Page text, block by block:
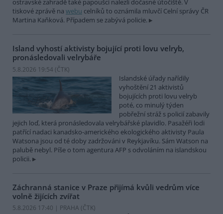
ostravské zahradě také papoušci nalezli dočasné útočiště. V
tiskové zprávě na webu celníků to oznámila mluvčí Celní správy ČR
Martina Kaňková. Případem se zabývá policie.
Island vyhostí aktivisty bojující proti lovu velryb,
pronásledovali velrybáře
5.8.2026 19:54 (ČTK)
Islandské úřady nařídily
vyhoštění 21 aktivistů
bojujících proti lovu velryb
poté, co minulý týden
pobřežní stráž s policií zabavily
jejich loď, která pronásledovala velrybářské plavidlo. Pasažéři lodi
patřící nadaci kanadsko-amerického ekologického aktivisty Paula
Watsona jsou od té doby zadržováni v Reykjavíku. Sám Watson na
palubě nebyl. Píše o tom agentura AFP s odvoláním na islandskou
policii.
Záchranná stanice v Praze přijímá kvůli vedrům více
volně žijících zvířat
5.8.2026 17:40 | PRAHA (ČTK)